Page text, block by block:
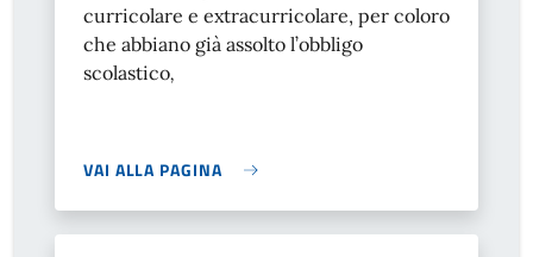
curricolare e extracurricolare, per coloro
che abbiano già assolto l’obbligo
scolastico,
VAI ALLA PAGINA